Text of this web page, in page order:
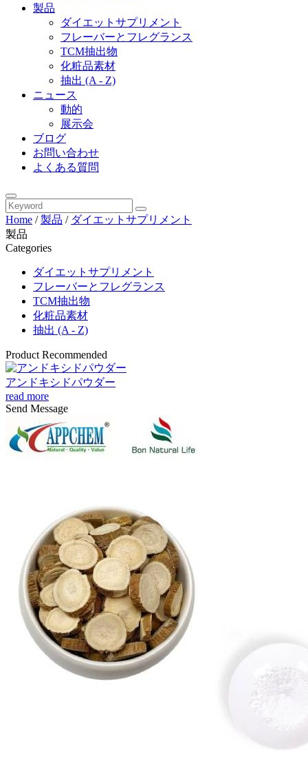
製品
ダイエットサプリメント
フレーバーとフレグランス
TCM抽出物
化粧品素材
抽出 (A - Z)
ニュース
動的
展示会
ブログ
お問い合わせ
よくある質問
Home /製品 / ダイエットサプリメント
製品
Categories
ダイエットサプリメント
フレーバーとフレグランス
TCM抽出物
化粧品素材
抽出 (A - Z)
Product Recommended
アンドキシドパウダー
read more
Send Message